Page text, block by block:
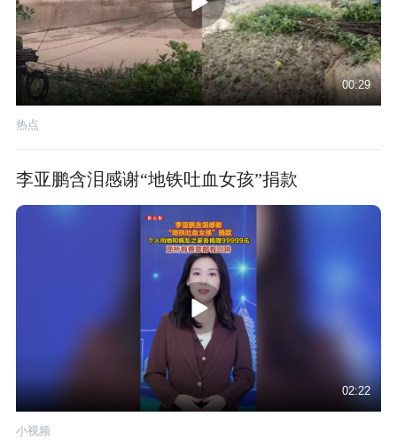
00:29
热点
李亚鹏含泪感谢“地铁吐血女孩”捐款
02:22
小视频